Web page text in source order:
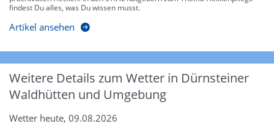
findest Du alles, was Du wissen musst.
Artikel ansehen
Weitere Details zum Wetter in Dürnsteiner
Waldhütten und Umgebung
Wetter heute, 09.08.2026